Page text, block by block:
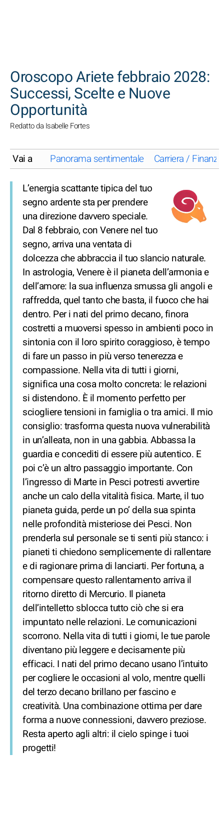
Oroscopo Ariete febbraio 2028:
Successi, Scelte e Nuove
Opportunità
Redatto da Isabelle Fortes
Vai a Panorama sentimentale Carriera / Finanze
L’energia scattante tipica del tuo
segno ardente sta per prendere
una direzione davvero speciale.
Dal 8 febbraio, con Venere nel tuo
segno, arriva una ventata di
dolcezza che abbraccia il tuo slancio naturale.
In astrologia, Venere è il pianeta dell’armonia e
dell’amore: la sua influenza smussa gli angoli e
raffredda, quel tanto che basta, il fuoco che hai
dentro. Per i nati del primo decano, finora
costretti a muoversi spesso in ambienti poco in
sintonia con il loro spirito coraggioso, è tempo
di fare un passo in più verso tenerezza e
compassione. Nella vita di tutti i giorni,
significa una cosa molto concreta: le relazioni
si distendono. È il momento perfetto per
sciogliere tensioni in famiglia o tra amici. Il mio
consiglio: trasforma questa nuova vulnerabilità
in un’alleata, non in una gabbia. Abbassa la
guardia e concediti di essere più autentico. E
poi c’è un altro passaggio importante. Con
l’ingresso di Marte in Pesci potresti avvertire
anche un calo della vitalità fisica. Marte, il tuo
pianeta guida, perde un po’ della sua spinta
nelle profondità misteriose dei Pesci. Non
prenderla sul personale se ti senti più stanco: i
pianeti ti chiedono semplicemente di rallentare
e di ragionare prima di lanciarti. Per fortuna, a
compensare questo rallentamento arriva il
ritorno diretto di Mercurio. Il pianeta
dell’intelletto sblocca tutto ciò che si era
impuntato nelle relazioni. Le comunicazioni
scorrono. Nella vita di tutti i giorni, le tue parole
diventano più leggere e decisamente più
efficaci. I nati del primo decano usano l’intuito
per cogliere le occasioni al volo, mentre quelli
del terzo decano brillano per fascino e
creatività. Una combinazione ottima per dare
forma a nuove connessioni, davvero preziose.
Resta aperto agli altri: il cielo spinge i tuoi
progetti!